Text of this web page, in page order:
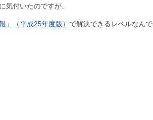
気付いたのですが、
」（平成25年度版） で解決できるレベルなんで